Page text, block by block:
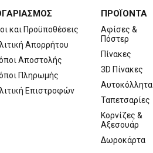
και Προϋποθέσεις
Απορρήτου
Αποστολής
Πληρωμής
Επιστροφών
ΠΡΟΪΟΝΤΑ
Αφίσες &
Πόστερ
Πίνακες
3D Πίνακες
Αυτοκόλλητα
Ταπετσαρίες
Κορνίζες &
Αξεσουάρ
Δωροκάρτα